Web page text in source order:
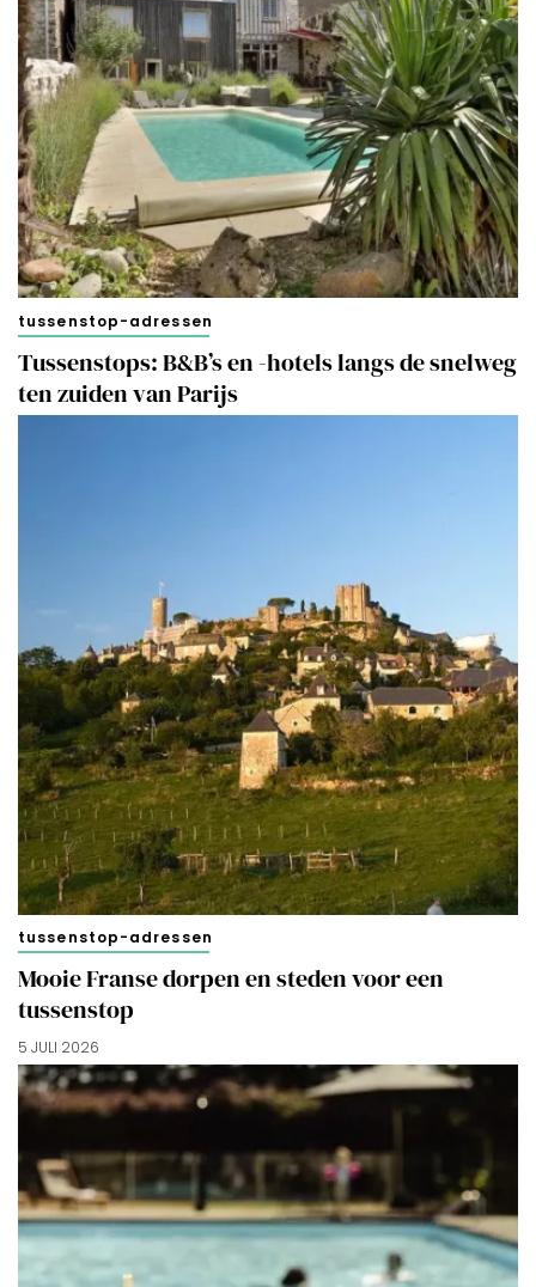
tussenstop-adressen
Tussenstops: B&B’s en -hotels langs de snelweg
ten zuiden van Parijs
tussenstop-adressen
Mooie Franse dorpen en steden voor een
tussenstop
5 JULI 2026